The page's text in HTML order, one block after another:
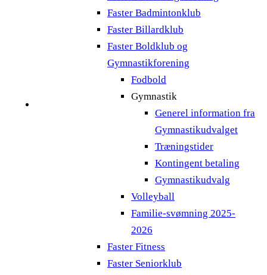
Faster Badmintonklub
Faster Billardklub
Faster Boldklub og
Gymnastikforening
Fodbold
Gymnastik
Generel information fra
Gymnastikudvalget
Træningstider
Kontingent betaling
Gymnastikudvalg
Volleyball
Familie-svømning 2025-
2026
Faster Fitness
Faster Seniorklub